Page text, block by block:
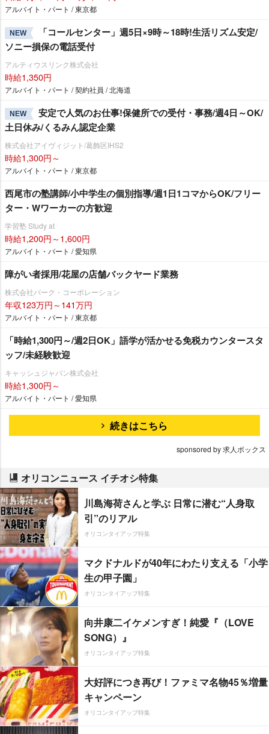
アルバイト・パート / 東京都
NEW
「コールセンター」週5日×9時～18時!生活リズム安定/
ソニー損保の電話受付
アルティウスリンク株式会社
時給1,350円
アルバイト・パート / 契約社員 / 北海道
NEW
安定で人気のお仕事!保健所での受付・事務/週4日～OK/
土日休み/くるみん認定企業
株式会社アイヴィジット/葛飾区IHS2
時給1,300円～
アルバイト・パート / 東京都
西尾市の塾講師/小中学生の個別指導/週1日1コマからOK/フリー
ター・Wワーカーの方歓迎
学習塾 Study at
時給1,200円～1,600円
アルバイト・パート / 愛知県
障がい者採用/花屋の店舗バックヤード業務
株式会社パーク・コーポレーション
年収123万円～141万円
アルバイト・パート / 東京都
「時給1,300円～/週2日OK」語学が活かせる免税カウンタースタ
ッフ/未経験歓迎
キャッシュジャパン株式会社
時給1,300円～
アルバイト・パート / 愛知県
続きはこちら
sponsored by 求人ボックス
オリコンニュース イチオシ特集
川島海荷さんと学ぶ 日常に潜む“人身取
引”のリアル
オリコンタイアップ特集
マクドナルドが40年にわたり支える「小学
生の甲子園」
オリコンタイアップ特集
向井康二イケメンすぎ！純愛『（LOVE
SONG）』
オリコンタイアップ特集
大好評につき再び！ファミマ名物45％増量
キャンペーン
オリコンタイアップ特集